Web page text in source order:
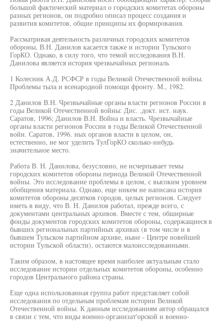
большой фактический материал о городских комитетах обороны
разных регионов, он подробно описал процесс создания и
развития комитетов, общие принципы их формирования.
Рассматривая деятельность различных городских комитетов
обороны, В.Н. Данилов касается также и истории Тульского
ГорКО. Однако, в силу того, что темой исследования В.Н.
Данилова является история чрезвычайных региональ
1 Колесник А.Д. РСФСР в годы Великой Отечественной войны.
Проблемы тыла и всенародной помощи фронту. М., 1982.
2 Данилов В.Н. Чрезвычайные органы власти регионов России в
годы Великой Отечественной войны: Дис. .докт. ист. наук.
Саратов, 1996; Данилов В.Н. Война и власть. Чрезвычайные
органы власти регионов России в годы Великой Отечественной
войн. Саратов, 1996. ных органов власти в целом, он,
естественно, не мог уделить ТулГорКО сколько-нибудь
значительное место.
Работа В. Н. Данилова, безусловно, не исчерпывает темы
городских комитетов обороны периода Великой Отечественной
войны. Это исследование проблемы в целом, с высоким уровнем
обобщения материала. Однако, еще никем не написана история
комитетов обороны десятков городов, целых регионов. Следует
иметь в виду, что В. Н. Данилов работал, прежде всего, с
документами центральных архивов. Вместе с тем, обширные
фонды документов городских комитетов обороны, содержащиеся в
бывших региональных партийных архивах (в том числе и в
бывшем Тульском партийном архиве, ныне - Центре новейшей
истории Тульской области), остаются малоисследованными.
Таким образом, в настоящее время наиболее актуальным стало
исследование истории отдельных комитетов обороны, особенно
городов Центрального района страны.
Еще одна использованная группа работ представляет собой
исследования по отдельным проблемам истории Великой
Отечественной войны. К данным исследованиям автор обращался
в связи с тем, что виды военно-организат'орской и военно-